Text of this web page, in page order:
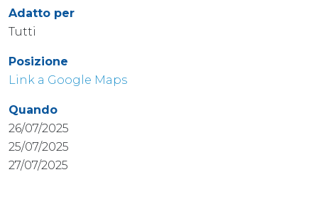
Adatto per
Tutti
Posizione
Link a Google Maps
Quando
26/07/2025
25/07/2025
27/07/2025